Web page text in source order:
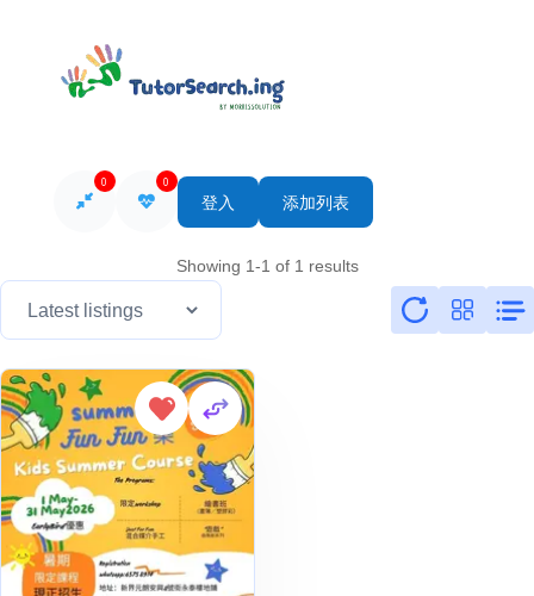
0 0
登入 添加列表
Showing 1-1 of 1 results